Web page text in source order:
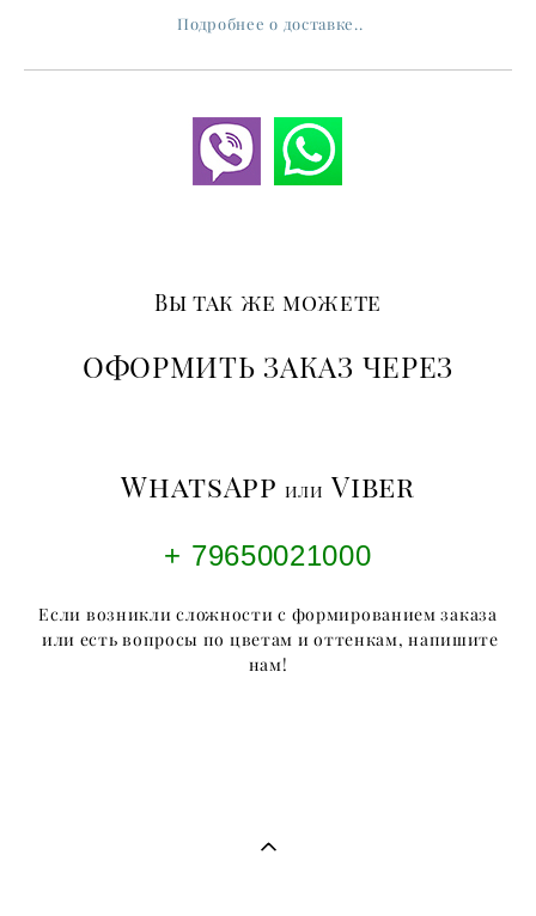
Подробнее о доставке..
Вы так же можете
ОФОРМИТЬ ЗАКАЗ ЧЕРЕЗ
WhatsApp или Viber
+ 79650021000
Если возникли сложности с формированием заказа
или есть вопросы по цветам и оттенкам, напишите
нам!